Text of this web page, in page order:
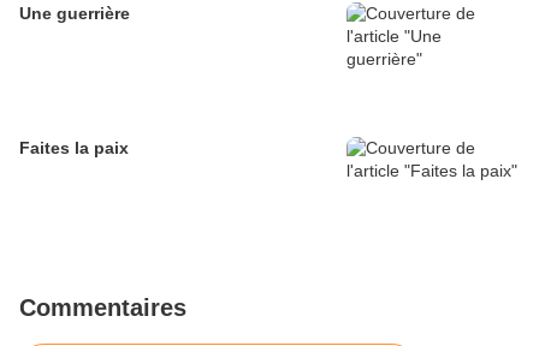
Une guerrière
Faites la paix
Commentaires